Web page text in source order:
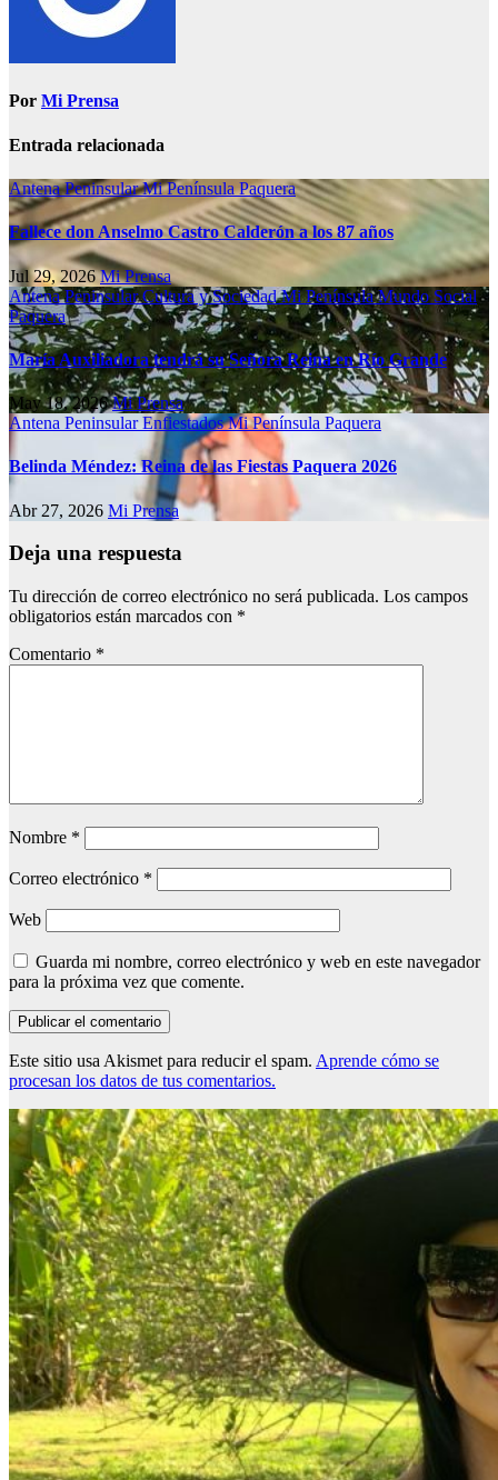
Por Mi Prensa
Entrada relacionada
Antena PeninsularMi PenínsulaPaquera
Fallece don Anselmo Castro Calderón a los 87 años
Jul 29, 2026Mi Prensa
Antena PeninsularCultura y SociedadMi PenínsulaMundo Social
Paquera
María Auxiliadora tendrá su Señora Reina en Río Grande
May 18, 2026Mi Prensa
Antena PeninsularEnfiestadosMi Península Paquera
Belinda Méndez: Reina de las Fiestas Paquera 2026
Abr 27, 2026 Mi Prensa
Deja una respuesta
Tu dirección de correo electrónico no será publicada. Los campos
obligatorios están marcados con *
Comentario *
Nombre *
Correo electrónico *
Web
Guarda mi nombre, correo electrónico y web en este navegador
para la próxima vez que comente.
Este sitio usa Akismet para reducir el spam. Aprende cómo se
procesan los datos de tus comentarios.